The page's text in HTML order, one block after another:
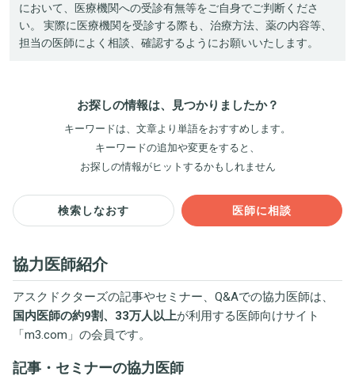
において、医療機関への受診有無等をご自身でご判断くださ
い。 実際に医療機関を受診する際も、治療方法、薬の内容等、
担当の医師によく相談、確認するようにお願いいたします。
お探しの情報は、見つかりましたか？
キーワードは、文章より単語をおすすめします。
キーワードの追加や変更をすると、
お探しの情報がヒットするかもしれません
検索しなおす 医師に相談
協力医師紹介
アスクドクターズの記事やセミナー、Q&Aでの協力医師は、
国内医師の約9割、33万人以上が利用する医師向けサイト
「m3.com 」の会員です。
記事・セミナーの協力医師